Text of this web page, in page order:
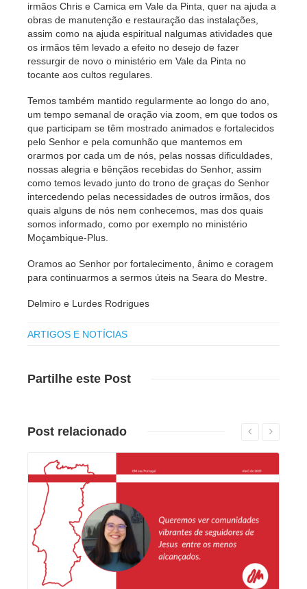
irmãos Chris e Camica em Vale da Pinta, quer na ajuda a
obras de manutenção e restauração das instalações,
assim como na ajuda espiritual nalgumas atividades que
os irmãos têm levado a efeito no desejo de fazer
ressurgir de novo o ministério em Vale da Pinta no
tocante aos cultos regulares.
Temos também mantido regularmente ao longo do ano,
um tempo semanal de oração via zoom, em que todos os
que participam se têm mostrado animados e fortalecidos
pelo Senhor e pela comunhão que mantemos em
orarmos por cada um de nós, pelas nossas dificuldades,
nossas alegria e bênçãos recebidas do Senhor, assim
como temos levado junto do trono de graças do Senhor
intercedendo pelas necessidades de outros irmãos, dos
quais alguns de nós nem conhecemos, mas dos quais
somos informado, como por exemplo no ministério
Moçambique-Plus.
Oramos ao Senhor por fortalecimento, ânimo e coragem
para continuarmos a sermos úteis na Seara do Mestre.
Delmiro e Lurdes Rodrigues
ARTIGOS E NOTÍCIAS
Partilhe este Post
Post relacionado